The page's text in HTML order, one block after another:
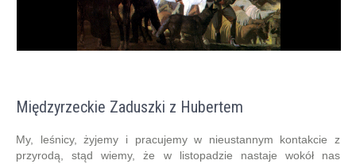
Międzyrzeckie Zaduszki z Hubertem
My, leśnicy, żyjemy i pracujemy w nieustannym kontakcie z
przyrodą, stąd wiemy, że w listopadzie nastaje wokół nas